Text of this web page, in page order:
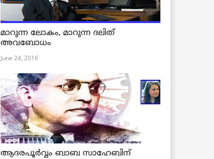
മാറുന്ന ലോകം, മാറുന്ന ദലിത്
അവബോധം
June 24, 2016
ആദരപൂര്‍വ്വം ബാബ സാഹേബിന്